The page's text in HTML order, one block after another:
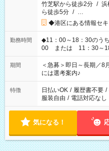
竹芝駅から徒歩2分 / 浜
ら徒歩5分 / …
◆港区にある情報セキ
勤務時間
◆11：00～18：30のう
00 または 11：30～18：30 。*。ブランク
ば前職が、 在宅/財団法
スタッフ スイーツ販売/
業界から入社して活躍さ
期間
＜急募＞即日～長期／8
には選考案内♪
特徴 日払いOK / 履歴書不要 /
服装自由 / 電話対応なし
気になる！